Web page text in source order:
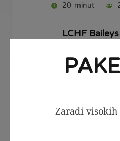
20 minut
LCHF Baileys
Zaradi